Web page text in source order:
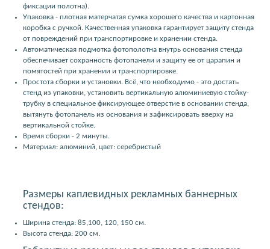
фиксации полотна).
Упаковка - плотная матерчатая сумка хорошего качества и картонная
коробка с ручкой. Качественная упаковка гарантирует защиту стенда
от повреждений при транспортировке и хранении стенда.
Автоматическая подмотка фотополотна внутрь основания стенда
обеспечивает сохранность фотопанели и защиту ее от царапин и
помятостей при хранении и транспортировке.
Простота сборки и установки. Всё, что необходимо - это достать
стенд из упаковки, установить вертикальную алюминиевую стойку-
трубку в специальное фиксирующее отверстие в основании стенда,
вытянуть фотопанель из основания и зафиксировать вверху на
вертикальной стойке.
Время сборки - 2 минуты.
Материал: алюминий, цвет: серебристый
Размеры каплевидных рекламных баннерных
стендов:
Ширина стенда: 85,100, 120, 150 см.
Высота стенда: 200 см.